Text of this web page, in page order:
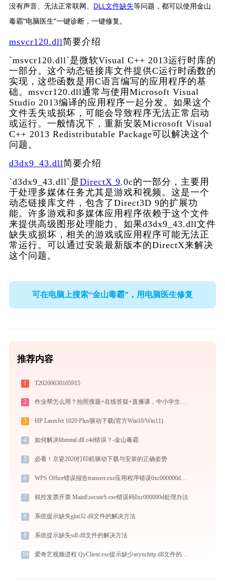
没有声音、无法正常联网、 DLL文件缺失等问题，都可以使用金山
毒霸“电脑医生”一键诊断，一键修复。
msvcr120.dll简要介绍
`msvcr120.dll`是微软Visual C++ 2013运行时库的
一部分。这个动态链接库文件提供C运行时函数的
实现，这些函数是用C语言编写的应用程序的基
础。msvcr120.dll通常与使用Microsoft Visual
Studio 2013编译的应用程序一起分发。如果这个
文件丢失或损坏，可能会导致程序无法正常启动
或运行。一般情况下，重新安装Microsoft Visual
C++ 2013 Redistributable Package可以解决这个
问题。
d3dx9_43.dll简要介绍
`d3dx9_43.dll`是DirectX 9.0c的一部分，主要用
于处理多媒体任务尤其是游戏和视频。这是一个
动态链接库文件，包含了Direct3D 9的扩展功
能。许多游戏和多媒体应用程序依赖于这个文件
来提供高级图形处理能力。如果d3dx9_43.dll文件
缺失或损坏，相关的游戏或应用程序可能无法正
常运行。可以通过安装最新版本的DirectX来解决
这个问题。
可在电脑上搜索“金山毒霸”，用电脑医生修复
推荐内容
1 T20260630105915
2 作业帮怎么用？拍照搜题+在线答疑+直播课，中小学生辅导全攻略
3 HP LaserJet 1020 Plus驱动下载(官方Win10/Win11)
4 如何解决libmmd.dll c4d错误？-金山毒霸
5 必看！京瓷2020打印机驱动下载与安装的正确姿势
6 WPS Office错误报告transerr.exe应用程序错误0xc000000d解决方法
7 税控发票开票 MainExecuteS.exe错误码0xc000000d处理办法
8 系统提示缺失glut32.dll文件的解决方法
9 系统提示缺失sdl.dll文件的解决方法
10 爱奇艺视频进程 QyClient.exe提示缺少asynchttp.dll文件的解决办法